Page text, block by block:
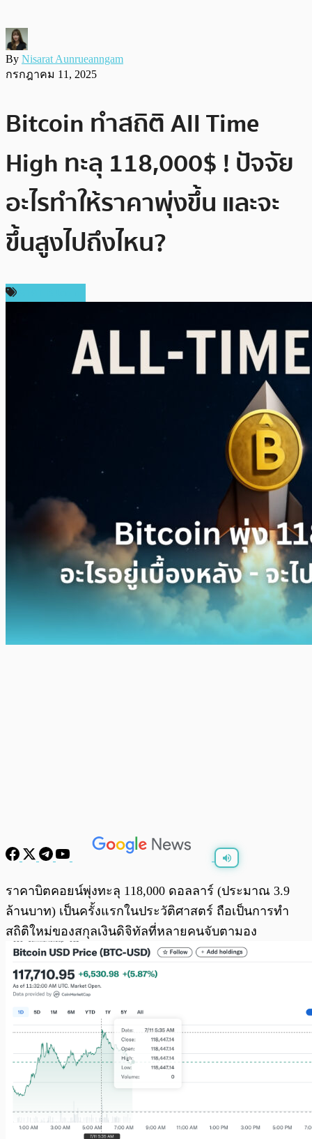
By Nisarat Aunrueanngam
กรกฎาคม 11, 2025
Bitcoin ทำสถิติ All Time
High ทะลุ 118,000$ ! ปัจจัย
อะไรทำให้ราคาพุ่งขึ้น และจะ
ขึ้นสูงไปถึงไหน?
พร้อมเล่น
ราคาบิตคอยน์พุ่งทะลุ 118,000 ดอลลาร์ (ประมาณ 3.9
ล้านบาท) เป็นครั้งแรกในประวัติศาสตร์ ถือเป็นการทำ
สถิติใหม่ของสกุลเงินดิจิทัลที่หลายคนจับตามอง